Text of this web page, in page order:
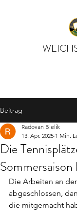
Beitrag
Die
Radovan Bielik
13. Apr. 2025 1 Min.
Die Arbeiten an
abgeschlossen,
die mitgemacht